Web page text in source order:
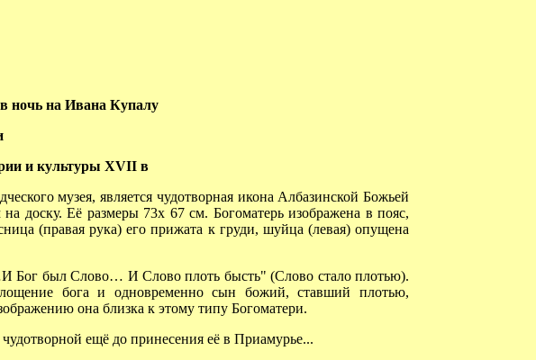
ночь на Ивана Купалу
и культуры ХVII в
музея, является чудотворная икона Албазинской Божьей
доску. Её размеры 73х 67 см. Богоматерь изображена в пояс,
(правая рука) его прижата к груди, шуйца (левая) опущена
Бог был Слово… И Слово плоть бысть" (Слово стало плотью).
бога и одновременно сын божий, ставший плотью,
она близка к этому типу Богоматери.
ещё до принесения её в Приамурье...